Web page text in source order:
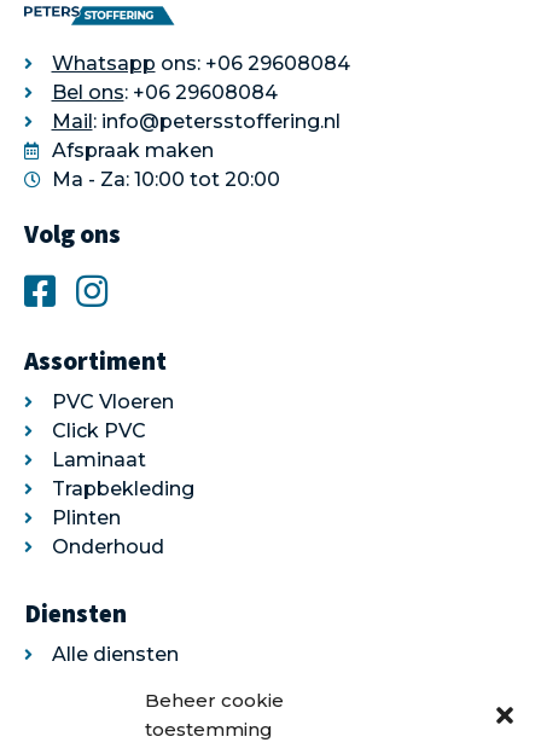
Beheer cookie
toestemming
Whatsapp ons: +06 29608084
Bel ons: +06 29608084
Mail: info@petersstoffering.nl
Afspraak maken
Ma - Za: 10:00 tot 20:00
Volg ons
Assortiment
PVC Vloeren
Click PVC
Laminaat
Trapbekleding
Plinten
Onderhoud
Diensten
Alle diensten
Egaliseren
Traprenovatie